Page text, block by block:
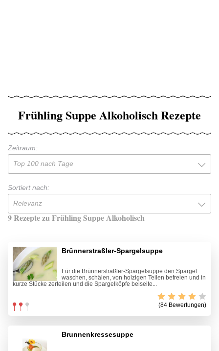
Frühling Suppe Alkoholisch Rezepte
Zeitraum:
Top 100 nach Tage
Sortiert nach:
Relevanz
9 Rezepte zu Frühling Suppe Alkoholisch
Brünnerstraßler-Spargelsuppe
Für die Brünnerstraßler-Spargelsuppe den Spargel
waschen, schälen, von holzigen Teilen befreien und in
kurze Stücke zerteilen und die Spargelköpfe beiseite...
(84 Bewertungen)
Brunnenkressesuppe